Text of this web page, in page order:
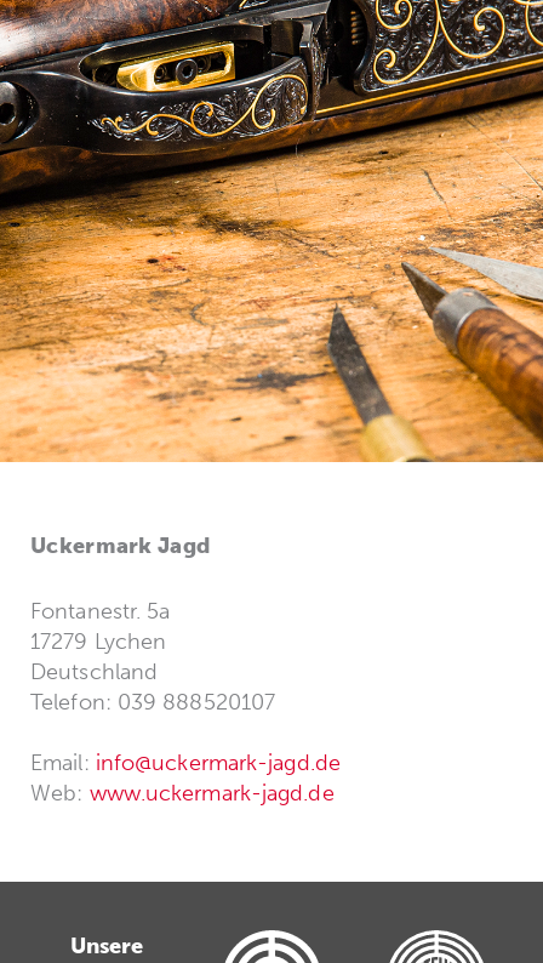
Uckermark Jagd
Fontanestr. 5a
17279 Lychen
Deutschland
Telefon: 039 888520107
Email: info@uckermark-jagd.de
Web: www.uckermark-jagd.de
Unsere